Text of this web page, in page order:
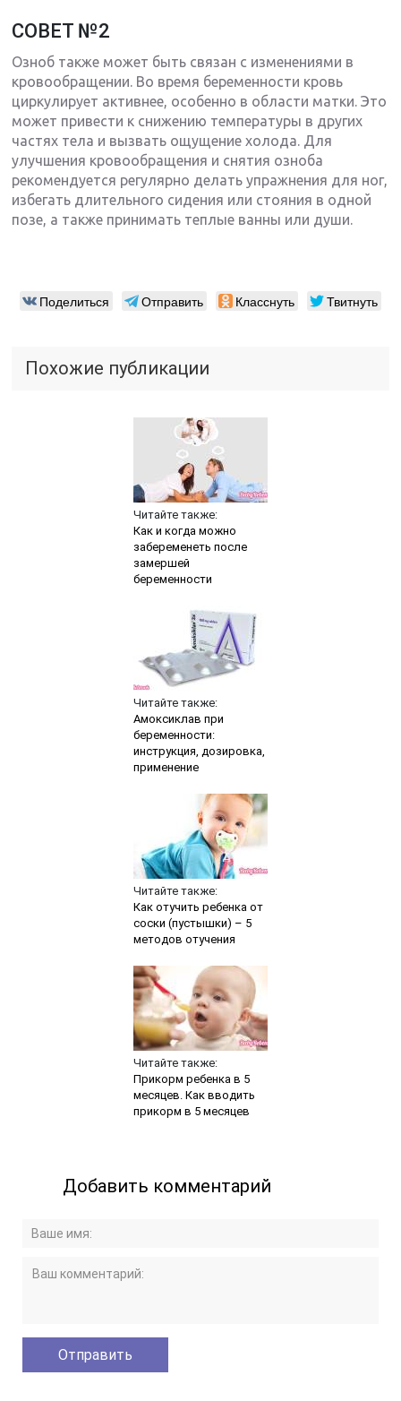
СОВЕТ №2
Озноб также может быть связан с изменениями в
кровообращении. Во время беременности кровь
циркулирует активнее, особенно в области матки. Это
может привести к снижению температуры в других
частях тела и вызвать ощущение холода. Для
улучшения кровообращения и снятия озноба
рекомендуется регулярно делать упражнения для ног,
избегать длительного сидения или стояния в одной
позе, а также принимать теплые ванны или души.
Поделиться Отправить Класснуть Твитнуть
Похожие публикации
Читайте также:
Как и когда можно
забеременеть после
замершей
беременности
Читайте также:
Амоксиклав при
беременности:
инструкция, дозировка,
применение
Читайте также:
Как отучить ребенка от
соски (пустышки) – 5
методов отучения
Читайте также:
Прикорм ребенка в 5
месяцев. Как вводить
прикорм в 5 месяцев
Добавить комментарий